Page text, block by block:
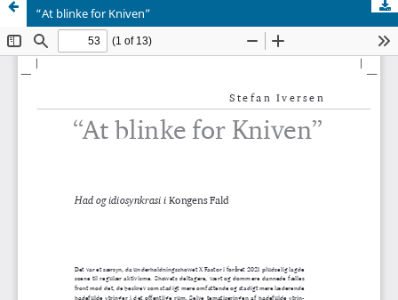
“At blinke for Kniven”